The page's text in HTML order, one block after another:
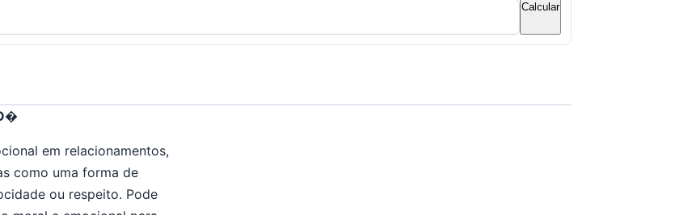
Calcular
em relacionamentos,
como uma forma de
ou respeito. Pode